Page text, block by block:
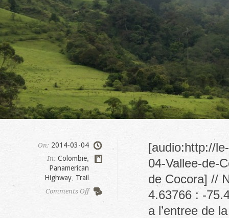
On: 2014-03-04
In: Colombie
Panamerican
Highway Trail
Comments Offon
Vallee
[audio:http://
04-Vallee-de-
de Cocora] //
4.63766 : -
a l’entree de